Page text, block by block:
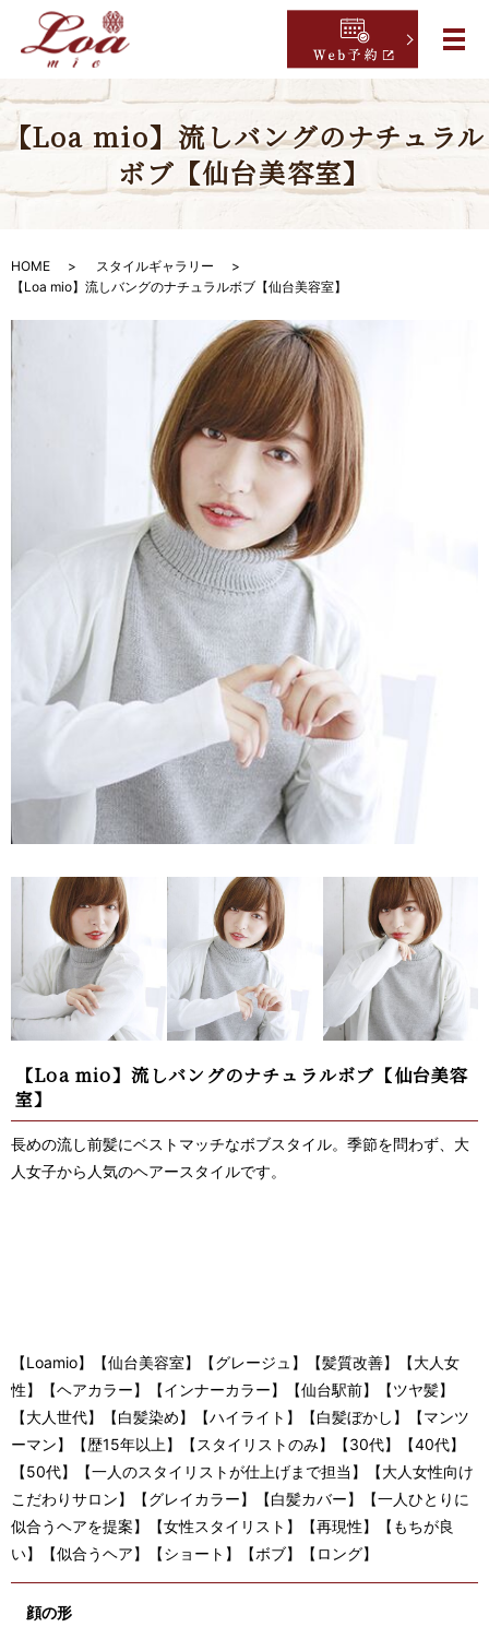
【Loa mio】流しバングのナチュラル
ボブ【仙台美容室】
HOME
スタイルギャラリー
【Loa mio】流しバングのナチュラルボブ【仙台美容室】
【Loa mio】流しバングのナチュラルボブ【仙台美容
室】
長めの流し前髪にベストマッチなボブスタイル。季節を問わず、大
人女子から人気のヘアースタイルです。
【Loamio】【仙台美容室】【グレージュ】【髪質改善】【大人女
性】【ヘアカラー】【インナーカラー】【仙台駅前】【ツヤ髪】
【大人世代】【白髪染め】【ハイライト】【白髪ぼかし】【マンツ
ーマン】【歴15年以上】【スタイリストのみ】【30代】【40代】
【50代】【一人のスタイリストが仕上げまで担当】【大人女性向け
こだわりサロン】【グレイカラー】【白髪カバー】【一人ひとりに
似合うヘアを提案】【女性スタイリスト】【再現性】【もちが良
い】【似合うヘア】【ショート】【ボブ】【ロング】
顔の形